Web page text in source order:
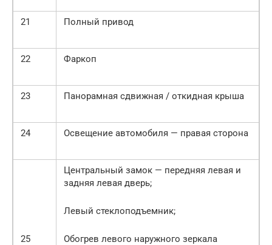
21 Полный привод
22 Фаркоп
23 Панорамная сдвижная / откидная крыша
24 Освещение автомобиля — правая сторона
25
Центральный замок — передняя левая и
задняя левая дверь;
Левый стеклоподъемник;
Обогрев левого наружного зеркала